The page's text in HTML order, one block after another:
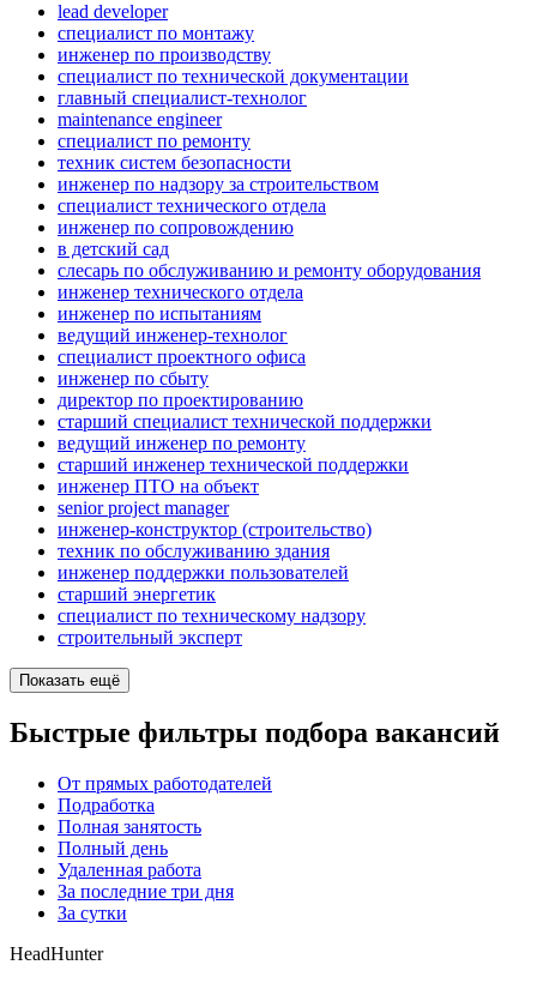
lead developer
специалист по монтажу
инженер по производству
специалист по технической документации
главный специалист-технолог
maintenance engineer
специалист по ремонту
техник систем безопасности
инженер по надзору за строительством
специалист технического отдела
инженер по сопровождению
в детский сад
слесарь по обслуживанию и ремонту оборудования
инженер технического отдела
инженер по испытаниям
ведущий инженер-технолог
специалист проектного офиса
инженер по сбыту
директор по проектированию
старший специалист технической поддержки
ведущий инженер по ремонту
старший инженер технической поддержки
инженер ПТО на объект
senior project manager
инженер-конструктор (строительство)
техник по обслуживанию здания
инженер поддержки пользователей
старший энергетик
специалист по техническому надзору
строительный эксперт
Показать ещё
Быстрые фильтры подбора вакансий
От прямых работодателей
Подработка
Полная занятость
Полный день
Удаленная работа
За последние три дня
За сутки
HeadHunter